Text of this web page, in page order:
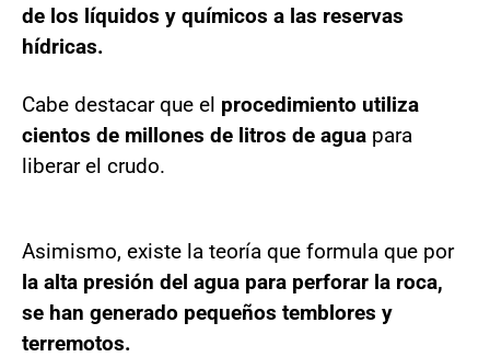
de los líquidos y químicos a las reservas
hídricas.
Cabe destacar que el procedimiento utiliza
cientos de millones de litros de agua para
liberar el crudo.
Asimismo, existe la teoría que formula que por
la alta presión del agua para perforar la roca,
se han generado pequeños temblores y
terremotos.